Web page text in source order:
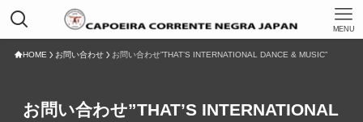
MENU
HOME お問い合わせ お問い合わせ”THAT’S INTERNATIONAL DANCE & MUSIC”
お問い合わせ”THAT’S INTERNATIONAL